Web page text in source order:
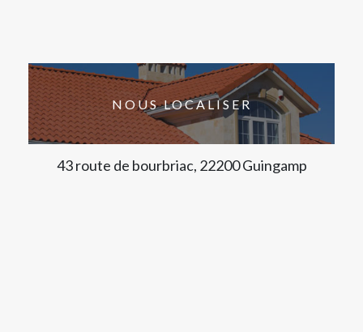
NOUS LOCALISER
43 route de bourbriac, 22200 Guingamp